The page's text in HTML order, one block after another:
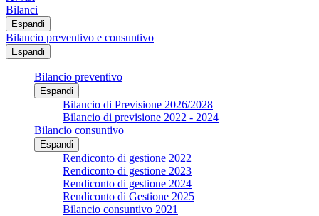
Bilanci
Espandi
Bilancio preventivo e consuntivo
Espandi
Bilancio preventivo
Espandi
Bilancio di Previsione 2026/2028
Bilancio di previsione 2022 - 2024
Bilancio consuntivo
Espandi
Rendiconto di gestione 2022
Rendiconto di gestione 2023
Rendiconto di gestione 2024
Rendiconto di Gestione 2025
Bilancio consuntivo 2021